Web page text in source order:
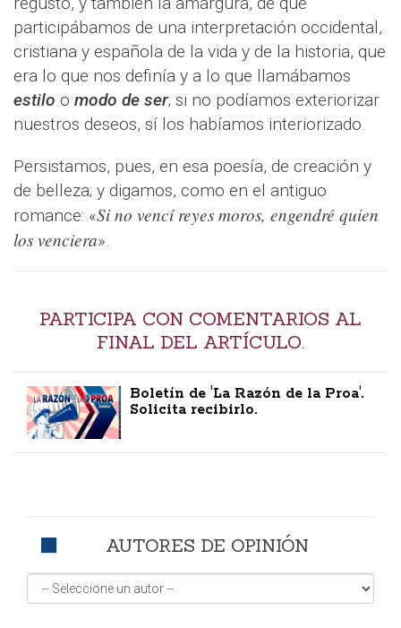
participábamos de una interpretación occidental,
cristiana y española de la vida y de la historia, que
era lo que nos definía y a lo que llamábamos
estilo o modo de ser; si no podíamos exteriorizar
nuestros deseos, sí los habíamos interiorizado.
Persistamos, pues, en esa poesía, de creación y
de belleza; y digamos, como en el antiguo
romance: «Si no vencí reyes moros, engendré quien
los venciera».
PARTICIPA CON COMENTARIOS AL
FINAL DEL ARTÍCULO.
Boletín de 'La Razón de la Proa'.
Solicita recibirlo.
AUTORES DE OPINIÓN